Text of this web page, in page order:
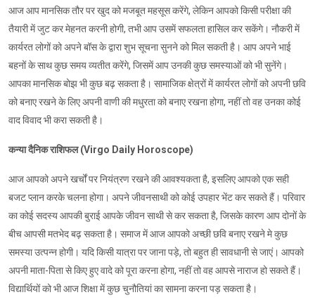
आज आप मानसिक तौर पर खुद को मजबूत महसूस करेंगे, लेकिन आपको किसी परीक्षा की
तैयारी में जुट कर मेहनत करनी होगी, तभी आप उसमें सफलता हासिल कर सकेंगे। नौकरी में
कार्यरत लोगों को अपने बॉस के द्वारा शुभ सूचना सुनने को मिल सकती है। आप अपने भाई
बहनों के साथ कुछ समय व्यतीत करेंगे, जिसमें आप उनकी कुछ समस्याओं को भी सुनेंगे।
आपका मानसिक बोझ भी कुछ बढ़ सकता है। सामाजिक क्षेत्रों में कार्यरत लोगों को अपनी छवि
को बनाए रखने के लिए अपनी वाणी की मधुरता को बनाए रखना होगा, नहीं तो वह उनका कोई
वाद विवाद भी करा सकती है।
कन्या दैनिक राशिफल (Virgo Daily Horoscope)
आज आपको अपने खर्चों पर नियंत्रण रखने की आवश्यकता है, इसलिए आपको एक सही
बजट प्लान करके चलना होगा। अपने जीवनसाथी को कोई उपहार भेंट कर सकते हैं। परिवार
का कोई सदस्य आपकी बुराई आपके जीवन साथी से कर सकता है, जिसके कारण आप दोनों के
बीच आपसी मतभेद बढ़ सकता है। समाज में आज आपको अच्छी छवि बनाए रखने मे कुछ
समस्या उत्पन्न होगी। यदि किसी यात्रा पर जाना पड़े, तो बहुत ही सावधानी से जाएं। आपको
अपनी माता-पिता से किए हुए वादे को पूरा करना होगा, नहीं तो वह आपसे नाराज हो सकते हैं।
विद्यार्थियों को भी आज शिक्षा में कुछ चुनौतियां का सामना करना पड़ सकता है।